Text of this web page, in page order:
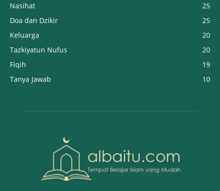
Nasihat
25
Doa dan Dzikir
25
Keluarga
20
Tazkiyatun Nufus
20
Fiqih
19
Tanya Jawab
10